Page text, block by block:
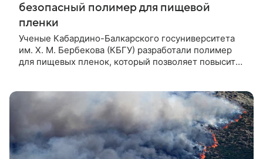
безопасный полимер для пищевой
пленки
Ученые Кабардино-Балкарского госуниверситета
им. Х. М. Бербекова (КБГУ) разработали полимер
для пищевых пленок, который позволяет повысить
вузе.